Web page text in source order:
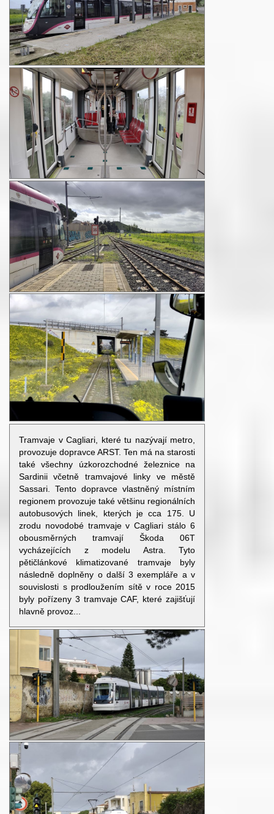
Tramvaje v Cagliari, které tu nazývají metro,
provozuje dopravce ARST. Ten má na starosti
také všechny úzkorozchodné železnice na
Sardinii včetně tramvajové linky ve městě
Sassari. Tento dopravce vlastněný místním
regionem provozuje také většinu regionálních
autobusových linek, kterých je cca 175. U
zrodu novodobé tramvaje v Cagliari stálo 6
obousměrných tramvají Škoda 06T
vycházejících z modelu Astra. Tyto
pětičlánkové klimatizované tramvaje byly
následně doplněny o další 3 exempláře a v
souvislosti s prodloužením sítě v roce 2015
byly pořízeny 3 tramvaje CAF, které zajišťují
hlavně provoz...